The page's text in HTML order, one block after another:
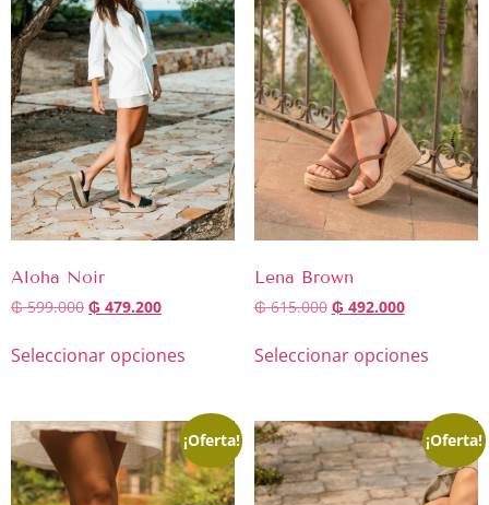
Aloha Noir
₲599.000 ₲ 479.200
Seleccionar opciones
Lena Brown
₲615.000 ₲ 492.000
Seleccionar opciones
¡Oferta! ¡Oferta!